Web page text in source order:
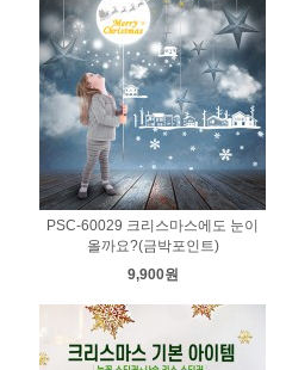
PSC-60029 크리스마스에도 눈이
올까요?(금박포인트)
9,900원